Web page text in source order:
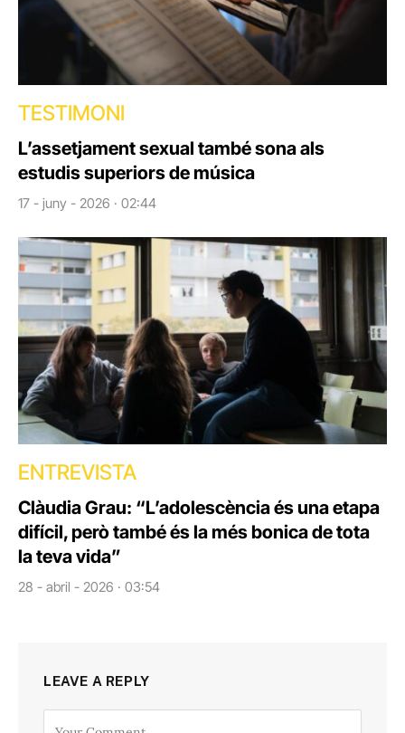
TESTIMONI
L’assetjament sexual també sona als
estudis superiors de música
17 - juny - 2026 · 02:44
ENTREVISTA
Clàudia Grau: “L’adolescència és una etapa
difícil, però també és la més bonica de tota
la teva vida”
28 - abril - 2026 · 03:54
LEAVE A REPLY